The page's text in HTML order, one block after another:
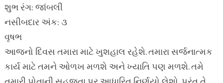
શુભ રંગ: જાંબલી
નસીબદાર અંક: ૩
વૃષભ
આજનો દિવસ તમારા માટે ખુશહાલ રહેશે. તમારા સર્જનાત્મક
કાર્ય માટે તમને ઓળખ મળશે અને ખ્યાતિ પણ મળશે. તમે